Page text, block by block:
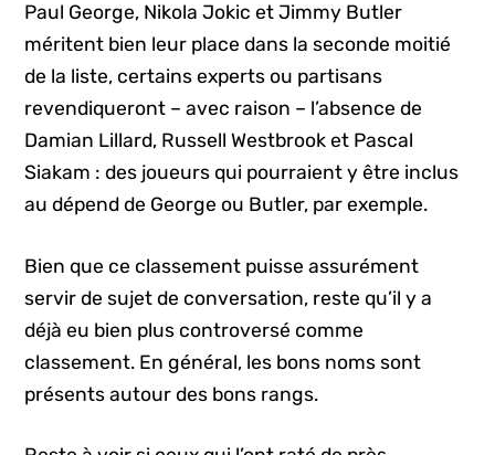
Paul George, Nikola Jokic et Jimmy Butler
méritent bien leur place dans la seconde moitié
de la liste, certains experts ou partisans
revendiqueront – avec raison – l’absence de
Damian Lillard, Russell Westbrook et Pascal
Siakam : des joueurs qui pourraient y être inclus
au dépend de George ou Butler, par exemple.
Bien que ce classement puisse assurément
servir de sujet de conversation, reste qu’il y a
déjà eu bien plus controversé comme
classement. En général, les bons noms sont
présents autour des bons rangs.